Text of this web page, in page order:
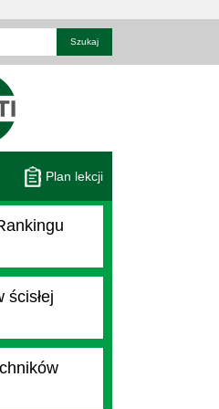
Plan lekcji
ścisłej